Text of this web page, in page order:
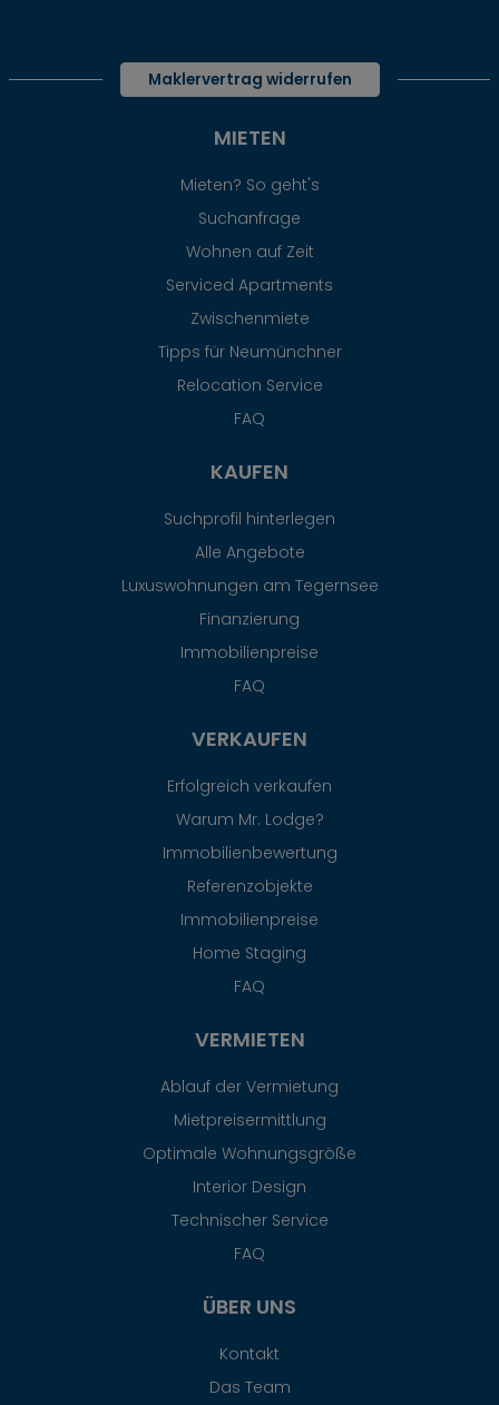
Maklervertrag widerrufen
MIETEN
Mieten? So geht's
Suchanfrage
Wohnen auf Zeit
Serviced Apartments
Zwischenmiete
Tipps für Neumünchner
Relocation Service
FAQ
KAUFEN
Suchprofil hinterlegen
Alle Angebote
Luxuswohnungen am Tegernsee
Finanzierung
Immobilienpreise
FAQ
VERKAUFEN
Erfolgreich verkaufen
Warum Mr. Lodge?
Immobilienbewertung
Referenzobjekte
Immobilienpreise
Home Staging
FAQ
VERMIETEN
Ablauf der Vermietung
Mietpreisermittlung
Optimale Wohnungsgröße
Interior Design
Technischer Service
FAQ
ÜBER UNS
Kontakt
Das Team